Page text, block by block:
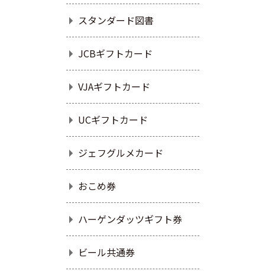
スタンダード図書
JCBギフトカード
VJAギフトカード
UCギフトカード
ジェフグルメカード
おこめ券
ハーゲンダッツギフト券
ビール共通券